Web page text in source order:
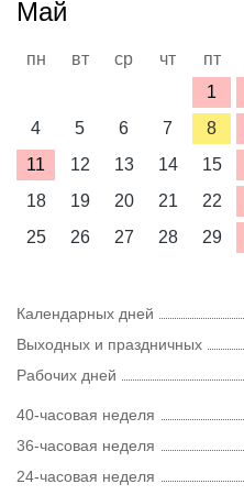
Май
пн вт ср чт пт
1
4
5 6 7 8
11
12 13 14 15
18
19 20 21 22
25
26 27 28 29
Календарных дней
Выходных и праздничных
Рабочих дней
40-часовая неделя
36-часовая неделя
24-часовая неделя